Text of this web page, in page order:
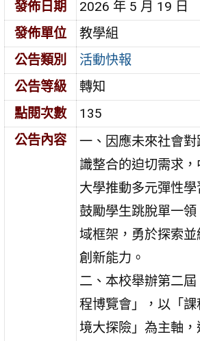
發佈日期
2026 年 5 月 19 日
發佈單位
教學組
公告類別
活動快報
公告等級
轉知
點閱次數
135
公告內容
一、因應未來社會
識整合的迫切需求，
大學推動多元彈性學
鼓勵學生跳脫單一領
域框架，勇於探索
創新能力。
二、本校舉辦第二
程博覽會」，以「課
境大探險」為主軸